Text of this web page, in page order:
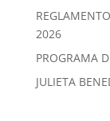
2026
PROGRAMA
JULIETA